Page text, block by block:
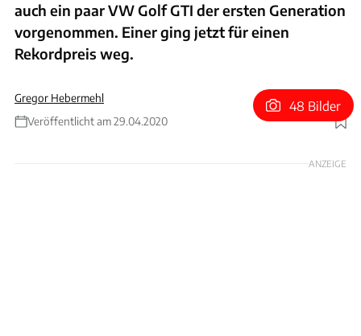
auch ein paar VW Golf GTI der ersten Generation
vorgenommen. Einer ging jetzt für einen
Rekordpreis weg.
Gregor Hebermehl
Veröffentlicht am 29.04.2020
Foto: Bring a Trailer
48 Bilder
ANZEIGE